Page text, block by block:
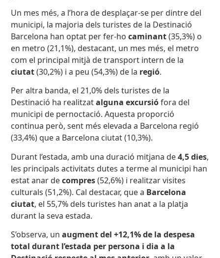
Un mes més, a l’hora de desplaçar-se per dintre del
municipi, la majoria dels turistes de la Destinació
Barcelona han optat per fer-hocaminant(35,3%) o
en metro (21,1%), destacant, un mes més, el metro
com el principal mitjà de transport intern de la
ciutat(30,2%) i a peu (54,3%) de la regió.
Per altra banda, el 21,0% dels turistes de la
Destinació ha realitzatalguna excursiófora del
municipi de pernoctació. Aquesta proporció
continua però, sent més elevada a Barcelona regió
(33,4%) que a Barcelona ciutat (10,3%).
Durant l’estada, amb una duració mitjana de4,5 dies,
les principals activitats dutes a terme al municipi han
estat anar decompres(52,6%) i realitzar visites
culturals (51,2%). Cal destacar, que a Barcelona
ciutat, el 55,7% dels turistes han anat a la platja
durant la seva estada.
S’observa, unaugment del +12,1% de la despesa
total durant l’estada per persona i dia a la